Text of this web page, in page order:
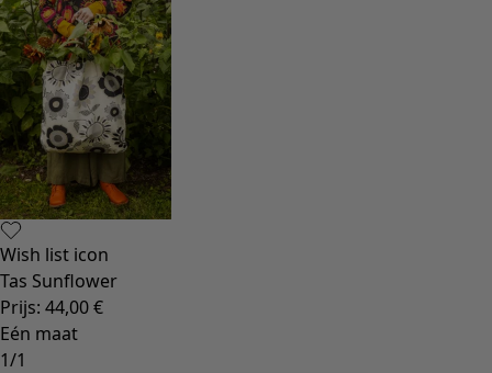
Wish list icon
Tas Sunflower
Prijs: 44,00 €
Eén maat
1/1